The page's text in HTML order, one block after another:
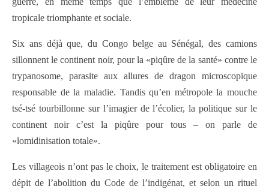
tropicale triomphante et sociale.
Six ans déjà que, du Congo belge au Sénégal, des camions
sillonnent le continent noir, pour la «piqûre de la santé» contre le
trypanosome, parasite aux allures de dragon microscopique
responsable de la maladie. Tandis qu’en métropole la mouche
tsé-tsé tourbillonne sur l’imagier de l’écolier, la politique sur le
continent noir c’est la piqûre pour tous – on parle de
«lomidinisation totale».
Les villageois n’ont pas le choix, le traitement est obligatoire en
dépit de l’abolition du Code de l’indigénat, et selon un rituel